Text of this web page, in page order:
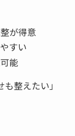
が得意
すい
能
整えたい」